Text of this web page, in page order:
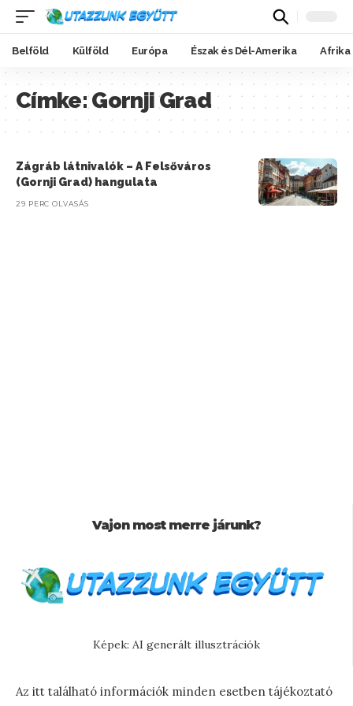
Belföld Külföld Európa Észak és Dél-Amerika Afrika
Címke:Gornji Grad
Zágráb látnivalók – A Felsőváros
(Gornji Grad) hangulata
29 PERC OLVASÁS
Vajon most merre járunk?
Képek: AI generált illusztrációk
Az itt található információk minden esetben tájékoztató